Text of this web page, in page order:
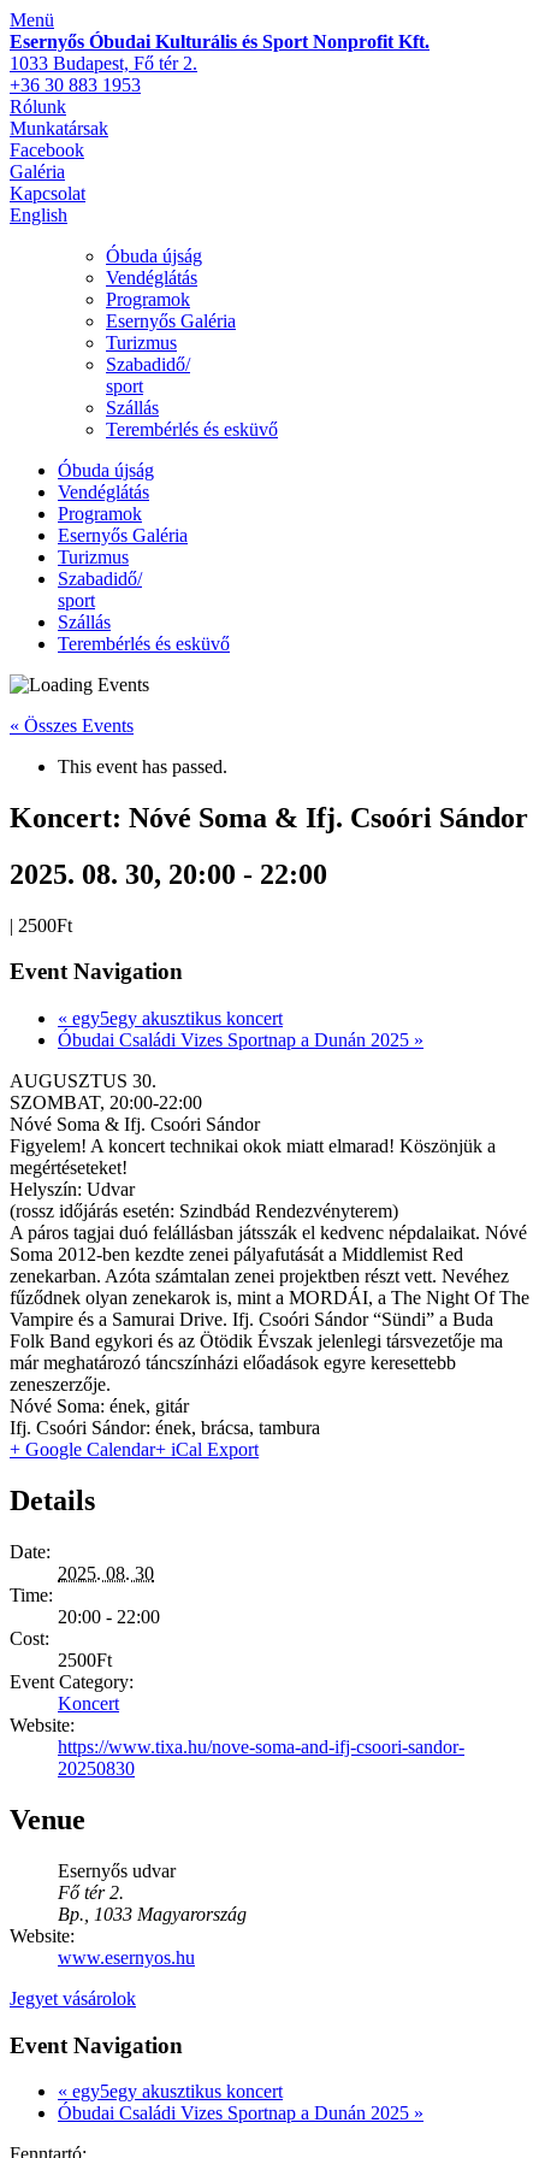
Menü
Esernyős Óbudai Kulturális és Sport Nonprofit Kft.
1033 Budapest, Fő tér 2.
+36 30 883 1953
Rólunk
Munkatársak
Facebook
Galéria
Kapcsolat
English
Óbuda újság
Vendéglátás
Programok
Esernyős Galéria
Turizmus
Szabadidő/
sport
Szállás
Terembérlés és esküvő
Óbuda újság
Vendéglátás
Programok
Esernyős Galéria
Turizmus
Szabadidő/
sport
Szállás
Terembérlés és esküvő
« Összes Events
This event has passed.
Koncert: Nóvé Soma & Ifj. Csoóri Sándor
2025. 08. 30, 20:00 - 22:00
| 2500Ft
Event Navigation
« egy5egy akusztikus koncert
Óbudai Családi Vizes Sportnap a Dunán 2025 »
AUGUSZTUS 30.
SZOMBAT, 20:00-22:00
Nóvé Soma & Ifj. Csoóri Sándor
Figyelem! A koncert technikai okok miatt elmarad! Köszönjük a
megértéseteket!
Helyszín: Udvar
(rossz időjárás esetén: Szindbád Rendezvényterem)
A páros tagjai duó felállásban játsszák el kedvenc népdalaikat. Nóvé
Soma 2012-ben kezdte zenei pályafutását a Middlemist Red
zenekarban. Azóta számtalan zenei projektben részt vett. Nevéhez
fűződnek olyan zenekarok is, mint a MORDÁI, a The Night Of The
Vampire és a Samurai Drive. Ifj. Csoóri Sándor “Sündi” a Buda
Folk Band egykori és az Ötödik Évszak jelenlegi társvezetője ma
már meghatározó táncszínházi előadások egyre keresettebb
zeneszerzője.
Nóvé Soma: ének, gitár
Ifj. Csoóri Sándor: ének, brácsa, tambura
+ Google Calendar+ iCal Export
Details
Date:
2025. 08. 30
Time:
20:00 - 22:00
Cost:
2500Ft
Event Category:
Koncert
Website:
https://www.tixa.hu/nove-soma-and-ifj-csoori-sandor-
20250830
Venue
Esernyős udvar
Fő tér 2.
Bp.
1033 Magyarország
Website:
www.esernyos.hu
Jegyet vásárolok
Event Navigation
« egy5egy akusztikus koncert
Óbudai Családi Vizes Sportnap a Dunán 2025 »